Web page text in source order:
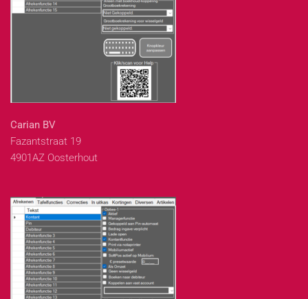
Carian BV
Fazantstraat 19
4901AZ Oosterhout